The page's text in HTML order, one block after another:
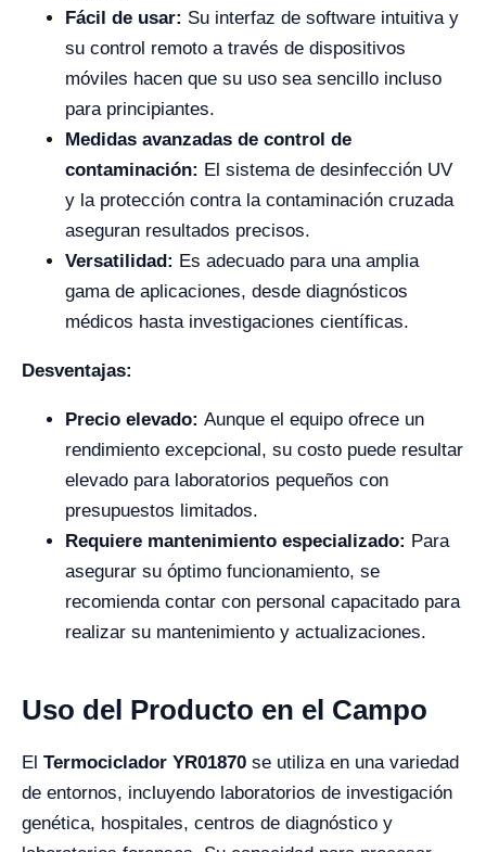
Fácil de usar: Su interfaz de software intuitiva y
su control remoto a través de dispositivos
móviles hacen que su uso sea sencillo incluso
para principiantes.
Medidas avanzadas de control de
contaminación: El sistema de desinfección UV
y la protección contra la contaminación cruzada
aseguran resultados precisos.
Versatilidad: Es adecuado para una amplia
gama de aplicaciones, desde diagnósticos
médicos hasta investigaciones científicas.
Desventajas:
Precio elevado: Aunque el equipo ofrece un
rendimiento excepcional, su costo puede resultar
elevado para laboratorios pequeños con
presupuestos limitados.
Requiere mantenimiento especializado: Para
asegurar su óptimo funcionamiento, se
recomienda contar con personal capacitado para
realizar su mantenimiento y actualizaciones.
Uso del Producto en el Campo
El Termociclador YR01870 se utiliza en una variedad
de entornos, incluyendo laboratorios de investigación
genética, hospitales, centros de diagnóstico y